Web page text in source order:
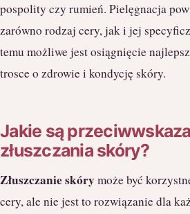
pospolity czy rumień. Pielęgnacja
zarówno rodzaj cery, jak i jej
temu możliwe jest osiągnięcie
trosce o zdrowie i kondycję skóry.
Jakie są
złuszczania skóry?
Złuszczanie skórymoże być
cery, ale nie jest to rozwiązanie dla